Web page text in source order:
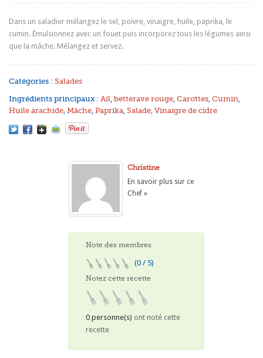
Dans un saladier mélangez le sel, poivre, vinaigre, huile, paprika, le
cumin. Émulsionnez avec un fouet puis incorporez tous les légumes ainsi
que la mâche. Mélangez et servez.
Catégories :Salades
Ingrédients principaux :Ail,betterave rouge,Carottes,Cumin,
Huile arachide,Mâche,Paprika,Salade,Vinaigre de cidre
Christine
En savoir plus sur ce
Chef »
Note des membres
(0 / 5)
Notez cette recette
0 personne(s) ont noté cette
recette